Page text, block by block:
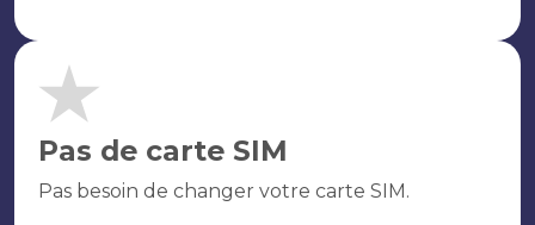
Pas de carte SIM
Pas besoin de changer votre carte SIM.